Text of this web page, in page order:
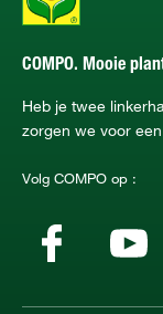
COMPO. Mooie
Heb je twee
zorgen we voor
Volg COMPO op :